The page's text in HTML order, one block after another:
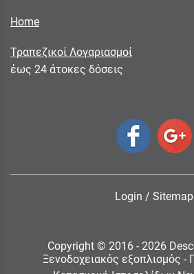
Home
Τραπεζικοί Λογαριασμοί
έως 24 άτοκες δόσεις
Login / Sitemap
Copyright © 2016 - 2026
Ξενοδοχειακός εξοπλισμός -